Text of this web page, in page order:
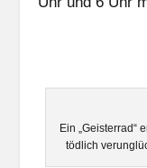
Ein „Geisterrad“
tödlich